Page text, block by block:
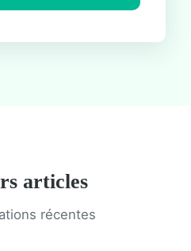
articles
récentes